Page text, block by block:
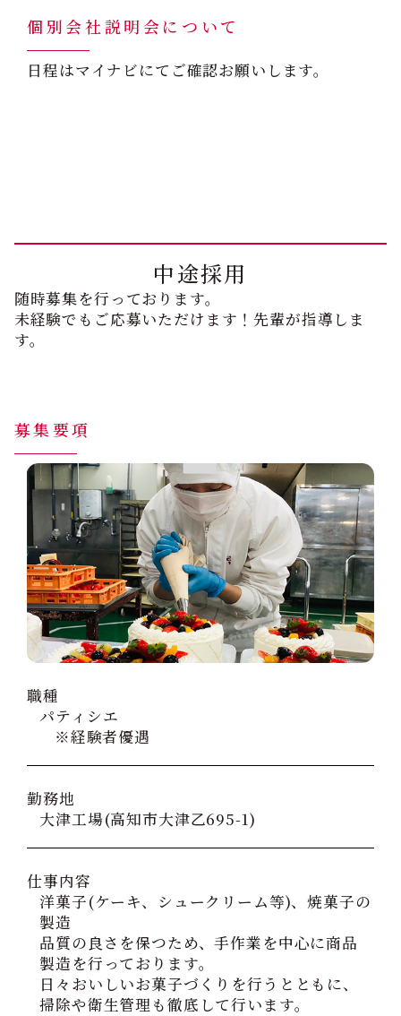
個別会社説明会について
日程はマイナビにてご確認お願いします。
中途採用
随時募集を行っております。
未経験でもご応募いただけます！先輩が指導しま
す。
募集要項
職種
パティシエ
※経験者優遇
勤務地
大津工場(高知市大津乙695-1)
仕事内容
洋菓子(ケーキ、シュークリーム等)、焼菓子の
製造
品質の良さを保つため、手作業を中心に商品
製造を行っております。
日々おいしいお菓子づくりを行うとともに、
掃除や衛生管理も徹底して行います。